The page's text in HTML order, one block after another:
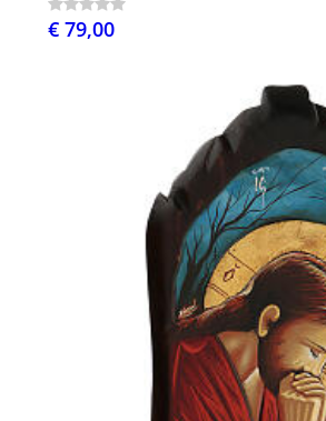
€ 79,00